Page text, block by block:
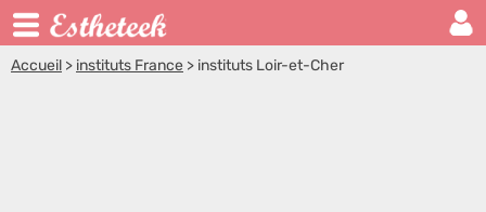
Accueil > instituts France > instituts Loir-et-Cher